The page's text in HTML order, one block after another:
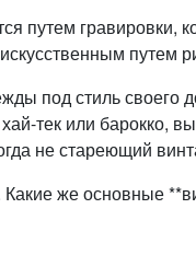
путем
путем
под стиль
тек или барокко,
не стареющий
же основные